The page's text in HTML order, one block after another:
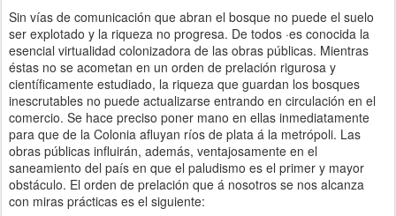
Sin vías de comunicación que abran el bosque no puede el suelo
ser explotado y la riqueza no progresa. De todos ·es conocida la
esencial virtualidad colonizadora de las obras públicas. Mientras
éstas no se acometan en un orden de prelación rigurosa y
científicamente estudiado, la riqueza que guardan los bosques
inescrutables no puede actualizarse entrando en circulación en el
comercio. Se hace preciso poner mano en ellas inmediatamente
para que de la Colonia afluyan ríos de plata á la metrópoli. Las
obras públicas influirán, además, ventajosamente en el
saneamiento del país en que el paludismo es el primer y mayor
obstáculo. El orden de prelación que á nosotros se nos alcanza
con miras prácticas es el siguiente: